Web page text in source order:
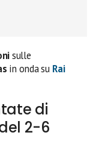
sulle
in onda su Rai
di
2-6